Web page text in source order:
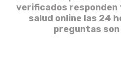
verificados
salud online las 24
preguntas son